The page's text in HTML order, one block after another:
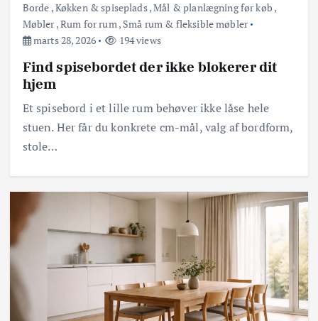
Borde ,Køkken & spiseplads,Mål & planlægning før køb ,
Møbler,Rum for rum, Små rum & fleksible møbler
marts 28, 2026
194 views
Find spisebordet der ikke blokerer dit
hjem
Et spisebord i et lille rum behøver ikke låse hele
stuen. Her får du konkrete cm-mål, valg af bordform,
stole…